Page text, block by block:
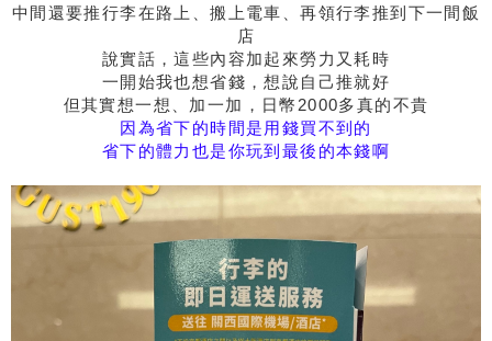
中間還要推行李在路上、搬上電車、再領行李推到下一間飯
店
說實話，這些內容加起來勞力又耗時
一開始我也想省錢，想說自己推就好
但其實想一想、加一加，日幣2000多真的不貴
因為省下的時間是用錢買不到的
省下的體力也是你玩到最後的本錢啊